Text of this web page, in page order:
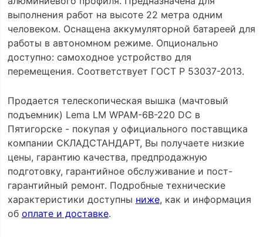
выполнения работ на высоте 22 метра одним
человеком. Оснащена аккумуляторной батареей для
работы в автономном режиме. Опционально
доступно: самоходное устройство для
перемещения. Соответствует ГОСТ Р 53037-2013.
Продается телескопическая вышка (мачтовый
подъемник) Lema LM WPAM-6B-220 DC в
Пятигорске - покупая у официального поставщика
компании СКЛАДСТАНДАРТ, Вы получаете низкие
цены, гарантию качества, предпродажную
подготовку, гарантийное обслуживание и пост-
гарантийный ремонт. Подробные технические
характеристики доступны ниже, как и информация
об оплате и доставке.